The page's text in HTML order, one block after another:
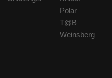
Polar
T@B
Weinsberg